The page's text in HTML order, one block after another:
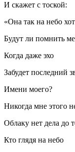
И скажет с тоской:
«Она так на небо
Будут ли помнить
Когда даже эхо
Забудет последний
Имени моего?
Никогда мне этого
Облаку нет дела до
Кто глядя на небо